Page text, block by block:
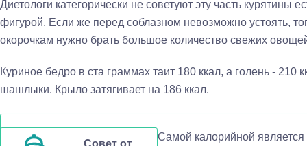
Диетологи категорически не советуют эту часть курятины
фигурой. Если же перед соблазном невозможно устоять,
окорочкам нужно брать большое количество свежих
Куриное бедро в ста граммах таит 180 ккал, а голень - 210
шашлыки. Крыло затягивает на 186 ккал.
Совет от
Самой калорийной является